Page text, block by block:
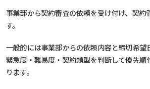
事業部から契約審査の依頼を受け付け、契約
す。
一般的には事業部からの依頼内容と締切希望
緊急度・難易度・契約類型を判断して優先順
ります。